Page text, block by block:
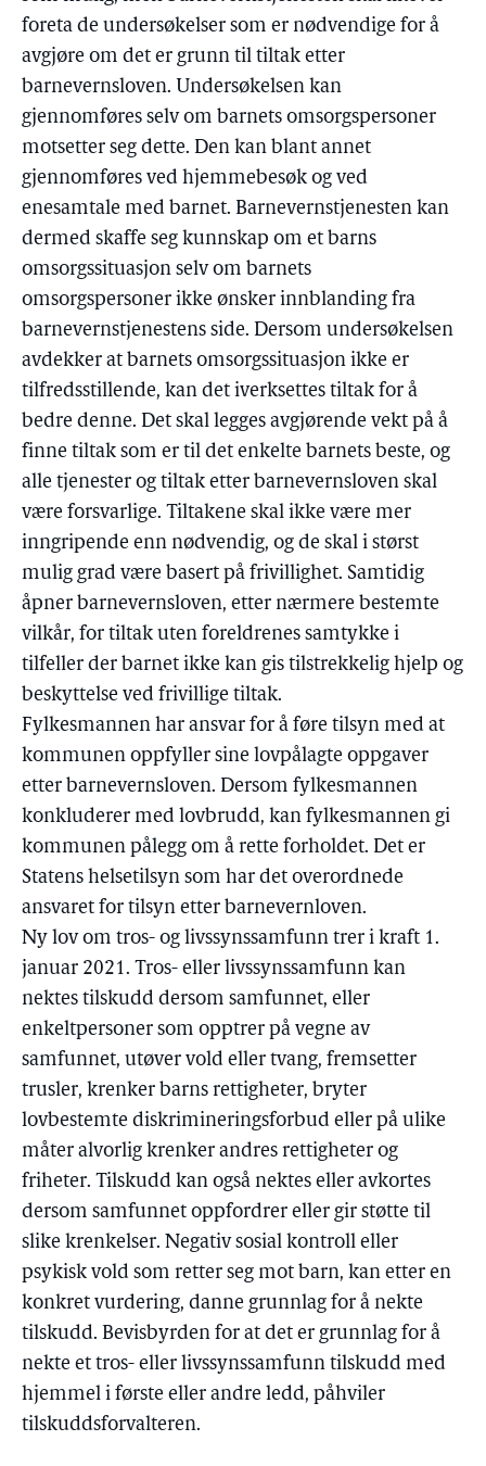
foreta de undersøkelser som er nødvendige for å
avgjøre om det er grunn til tiltak etter
barnevernsloven. Undersøkelsen kan
gjennomføres selv om barnets omsorgspersoner
motsetter seg dette. Den kan blant annet
gjennomføres ved hjemmebesøk og ved
enesamtale med barnet. Barnevernstjenesten kan
dermed skaffe seg kunnskap om et barns
omsorgssituasjon selv om barnets
omsorgspersoner ikke ønsker innblanding fra
barnevernstjenestens side. Dersom undersøkelsen
avdekker at barnets omsorgssituasjon ikke er
tilfredsstillende, kan det iverksettes tiltak for å
bedre denne. Det skal legges avgjørende vekt på å
finne tiltak som er til det enkelte barnets beste, og
alle tjenester og tiltak etter barnevernsloven skal
være forsvarlige. Tiltakene skal ikke være mer
inngripende enn nødvendig, og de skal i størst
mulig grad være basert på frivillighet. Samtidig
åpner barnevernsloven, etter nærmere bestemte
vilkår, for tiltak uten foreldrenes samtykke i
tilfeller der barnet ikke kan gis tilstrekkelig hjelp og
beskyttelse ved frivillige tiltak.
Fylkesmannen har ansvar for å føre tilsyn med at
kommunen oppfyller sine lovpålagte oppgaver
etter barnevernsloven. Dersom fylkesmannen
konkluderer med lovbrudd, kan fylkesmannen gi
kommunen pålegg om å rette forholdet. Det er
Statens helsetilsyn som har det overordnede
ansvaret for tilsyn etter barnevernloven.
Ny lov om tros- og livssynssamfunn trer i kraft 1.
januar 2021. Tros- eller livssynssamfunn kan
nektes tilskudd dersom samfunnet, eller
enkeltpersoner som opptrer på vegne av
samfunnet, utøver vold eller tvang, fremsetter
trusler, krenker barns rettigheter, bryter
lovbestemte diskrimineringsforbud eller på ulike
måter alvorlig krenker andres rettigheter og
friheter. Tilskudd kan også nektes eller avkortes
dersom samfunnet oppfordrer eller gir støtte til
slike krenkelser. Negativ sosial kontroll eller
psykisk vold som retter seg mot barn, kan etter en
konkret vurdering, danne grunnlag for å nekte
tilskudd. Bevisbyrden for at det er grunnlag for å
nekte et tros- eller livssynssamfunn tilskudd med
hjemmel i første eller andre ledd, påhviler
tilskuddsforvalteren.